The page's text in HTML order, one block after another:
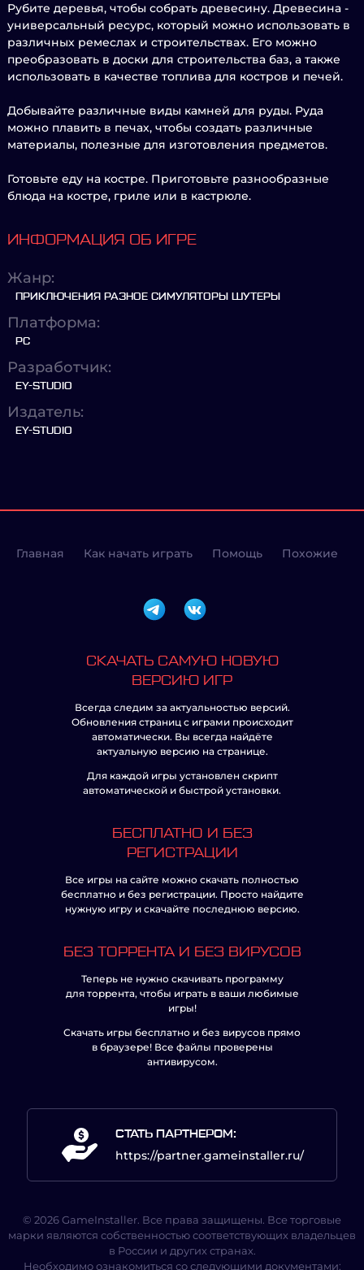
Рубите деревья, чтобы собрать древесину. Древесина -
универсальный ресурс, который можно использовать в
различных ремеслах и строительствах. Его можно
преобразовать в доски для строительства баз, а также
использовать в качестве топлива для костров и печей.
Добывайте различные виды камней для руды. Руда
можно плавить в печах, чтобы создать различные
материалы, полезные для изготовления предметов.
Готовьте еду на костре. Приготовьте разнообразные
блюда на костре, гриле или в кастрюле.
ИНФОРМАЦИЯ ОБ ИГРЕ
Жанр:
ПРИКЛЮЧЕНИЯ РАЗНОЕ СИМУЛЯТОРЫ ШУТЕРЫ
Платформа:
PC
Разработчик:
EY-STUDIO
Издатель:
EY-STUDIO
Главная Как начать играть Помощь Похожие
СКАЧАТЬ САМУЮ НОВУЮ
ВЕРСИЮ ИГР
Всегда следим за актуальностью версий.
Обновления страниц с играми происходит
автоматически. Вы всегда найдёте
актуальную версию на странице.
Для каждой игры установлен скрипт
автоматической и быстрой установки.
БЕСПЛАТНО И БЕЗ
РЕГИСТРАЦИИ
Все игры на сайте можно скачать полностью
бесплатно и без регистрации. Просто найдите
нужную игру и скачайте последнюю версию.
БЕЗ ТОРРЕНТА И БЕЗ ВИРУСОВ
Теперь не нужно скачивать программу
для торрента, чтобы играть в ваши любимые
игры!
Скачать игры бесплатно и без вирусов прямо
в браузере! Все файлы проверены
антивирусом.
СТАТЬ ПАРТНЕРОМ:
https://partner.gameinstaller.ru/
© 2026 GameInstaller. Все права защищены. Все торговые
марки являются собственностью соответствующих владельцев
в России и других странах.
Необходимо ознакомиться со следующими документами: